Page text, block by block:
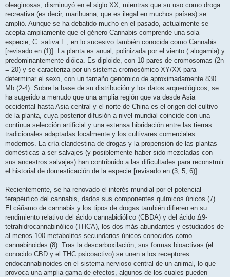
oleaginosas, disminuyó en el siglo XX, mientras que su uso como droga
recreativa (es decir, marihuana, que es ilegal en muchos países) se
amplió. Aunque se ha debatido mucho en el pasado, actualmente se
acepta ampliamente que el género Cannabis comprende una sola
especie, C. sativa L., en lo sucesivo también conocida como Cannabis
[revisado en (1)]. La planta es anual, polinizada por el viento ( alogamia) y
predominantemente dióica. Es diploide, con 10 pares de cromosomas (2n
= 20) y se caracteriza por un sistema cromosómico XY/XX para
determinar el sexo, con un tamaño genómico de aproximadamente 830
Mb (2-4). Sobre la base de su distribución y los datos arqueológicos, se
ha sugerido a menudo que una amplia región que va desde Asia
occidental hasta Asia central y el norte de China es el origen del cultivo
de la planta, cuya posterior difusión a nivel mundial coincide con una
continua selección artificial y una extensa hibridación entre las tierras
tradicionales adaptadas localmente y los cultivares comerciales
modernos. La cría clandestina de drogas y la propensión de las plantas
domésticas a ser salvajes (y posiblemente haber sido mezcladas con
sus ancestros salvajes) han contribuido a las dificultades para reconstruir
el historial de domesticación de la especie [revisado en (3, 5, 6)].
Recientemente, se ha renovado el interés mundial por el potencial
terapéutico del cannabis, dados sus componentes químicos únicos (7).
El cáñamo de cannabis y los tipos de drogas también difieren en su
rendimiento relativo del ácido cannabidiólico (CBDA) y del ácido Δ9-
tetrahidrocannabinólico (THCA), los dos más abundantes y estudiados de
al menos 100 metabolitos secundarios únicos conocidos como
cannabinoides (8). Tras la descarboxilación, sus formas bioactivas (el
conocido CBD y el THC psicoactivo) se unen a los receptores
endocannabinoides en el sistema nervioso central de un animal, lo que
provoca una amplia gama de efectos, algunos de los cuales pueden